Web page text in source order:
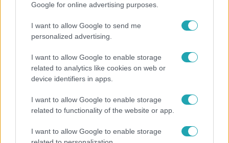
Google for online advertising purposes.
I want to allow Google to send me
personalized advertising.
I want to allow Google to enable storage
related to analytics like cookies on web or
device identifiers in apps.
I want to allow Google to enable storage
related to functionality of the website or app.
I want to allow Google to enable storage
Videón, ahogy átúszik a Dunán a Kossuth térre
tévedt vaddisznó